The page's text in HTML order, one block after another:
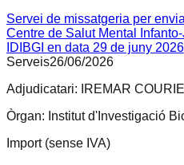
Servei de missatgeria per
Centre de Salut Mental
IDIBGI en data 29 de juny 2026
Serveis26/06/2026
Adjudicatari:
IREMAR
Òrgan: Institut d'Investigació
Import (sense IVA)